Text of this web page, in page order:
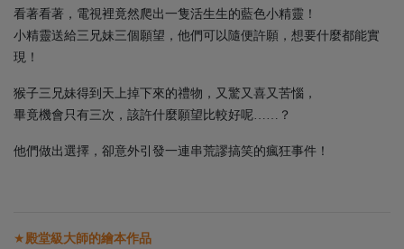
看著看著，電視裡竟然爬出一隻活生生的藍色小精靈！
小精靈送給三兄妹三個願望，他們可以隨便許願，想要什麼都能實
現！
猴子三兄妹得到天上掉下來的禮物，又驚又喜又苦惱，
畢竟機會只有三次，該許什麼願望比較好呢……？
他們做出選擇，卻意外引發一連串荒謬搞笑的瘋狂事件！
★ 殿堂級大師的繪本作品